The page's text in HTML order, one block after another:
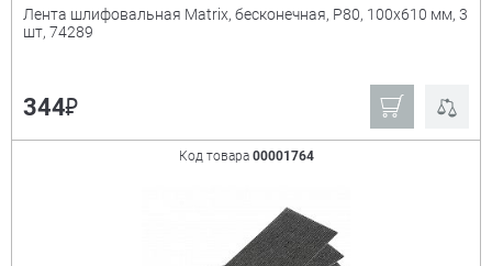
Лента шлифовальная Matrix, бесконечная, P80, 100х610 мм, 3
шт, 74289
344₽
Код товара 00001764